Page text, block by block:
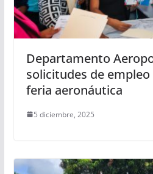
Departamento
solicitudes de empleo
feria aeronáutica
5 diciembre, 2025